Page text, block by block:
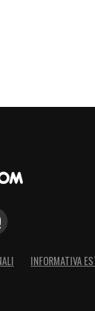
INFORMATIVA